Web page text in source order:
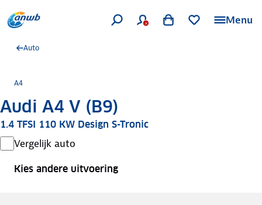
Menu
Auto
A4
Audi A4 V (B9)
1.4 TFSI 110 KW Design S-Tronic
Vergelijk auto
Kies andere uitvoering